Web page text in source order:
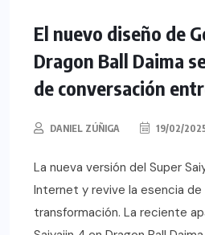
El nuevo diseño de
Dragon Ball Daima
de conversación
DANIEL ZÚÑIGA 19/02/
La nueva versión del Super
Internet y revive la esencia
transformación. La reciente